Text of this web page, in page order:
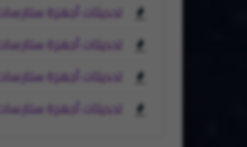
تحديثات أجهزة ستارسات StarSat بتاريخ 28-07-2026
تحديثات أجهزة ستارسات StarSat بتاريخ 27-07-2026
تحديثات أجهزة ستارسات StarSat بتاريخ 24-07-2026
تحديثات أجهزة ستارسات StarSat بتاريخ 17-07-2026